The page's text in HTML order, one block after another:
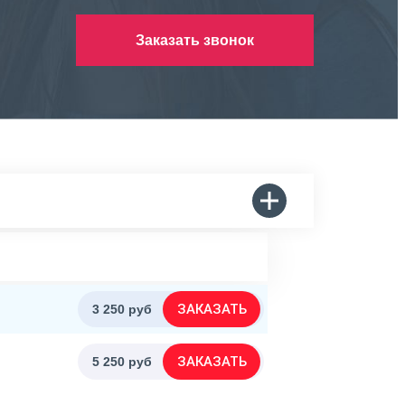
Заказать звонок
3 250 руб ЗАКАЗАТЬ
5 250 руб ЗАКАЗАТЬ